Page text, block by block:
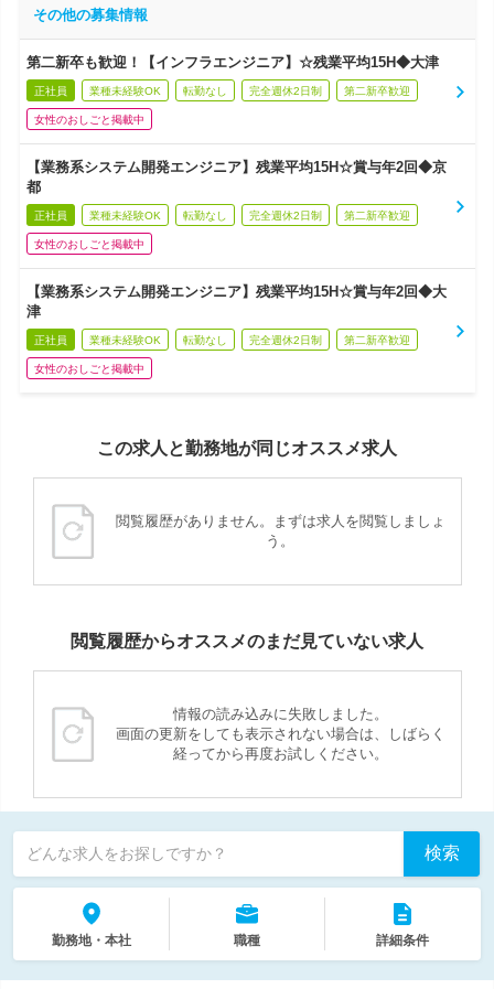
その他の募集情報
第二新卒も歓迎！【インフラエンジニア】☆残業平均15H◆大津
正社員 業種未経験OK 転勤なし 完全週休2日制 第二新卒歓迎
女性のおしごと掲載中
【業務系システム開発エンジニア】残業平均15H☆賞与年2回◆京
都
正社員 業種未経験OK 転勤なし 完全週休2日制 第二新卒歓迎
女性のおしごと掲載中
【業務系システム開発エンジニア】残業平均15H☆賞与年2回◆大
津
正社員 業種未経験OK 転勤なし 完全週休2日制 第二新卒歓迎
女性のおしごと掲載中
この求人と勤務地が同じオススメ求人
閲覧履歴がありません。まずは求人を閲覧しましょ
う。
閲覧履歴からオススメのまだ見ていない求人
情報の読み込みに失敗しました。
画面の更新をしても表示されない場合は、しばらく
経ってから再度お試しください。
どんな求人をお探しですか？ 検索
勤務地・本社 職種 詳細条件